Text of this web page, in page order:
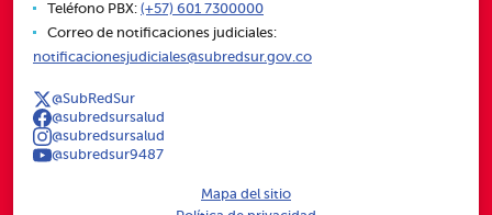
Teléfono PBX: (+57) 601 7300000
Correo de notificaciones judiciales:
notificacionesjudiciales@subredsur.gov.co
@SubRedSur
@subredsursalud
@subredsursalud
@subredsur9487
Mapa del sitio